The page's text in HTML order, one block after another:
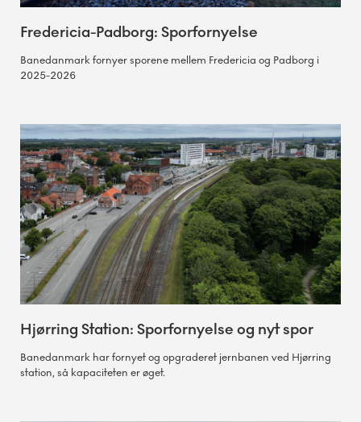
Fredericia-Padborg: Sporfornyelse
Banedanmark fornyer sporene mellem Fredericia og Padborg i
2025-2026
Hjørring Station: Sporfornyelse og nyt spor
Banedanmark har fornyet og opgraderet jernbanen ved Hjørring
station, så kapaciteten er øget.